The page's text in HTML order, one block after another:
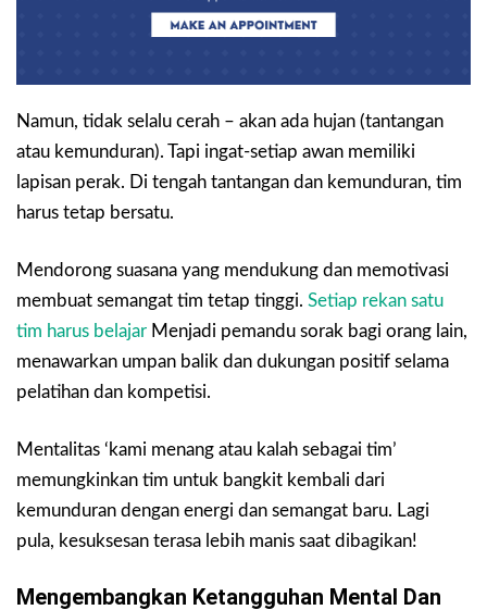
Namun, tidak selalu cerah – akan ada hujan (tantangan
atau kemunduran). Tapi ingat-setiap awan memiliki
lapisan perak. Di tengah tantangan dan kemunduran, tim
harus tetap bersatu.
Mendorong suasana yang mendukung dan memotivasi
membuat semangat tim tetap tinggi. Setiap rekan satu
tim harus belajar Menjadi pemandu sorak bagi orang lain,
menawarkan umpan balik dan dukungan positif selama
pelatihan dan kompetisi.
Mentalitas ‘kami menang atau kalah sebagai tim’
memungkinkan tim untuk bangkit kembali dari
kemunduran dengan energi dan semangat baru. Lagi
pula, kesuksesan terasa lebih manis saat dibagikan!
Mengembangkan Ketangguhan Mental Dan